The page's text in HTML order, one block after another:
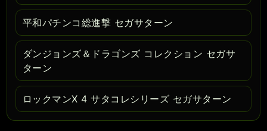
平和パチンコ総進撃 セガサターン
ダンジョンズ＆ドラゴンズ コレクション セガサ
ターン
ロックマンX 4 サタコレシリーズ セガサターン